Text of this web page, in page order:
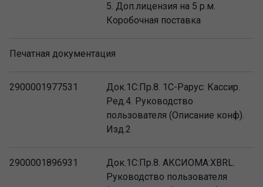
5. Доп.лицензия на 5 р.м.
Коробочная поставка
Печатная документация
2900001977531
Док.1С:Пр.8. 1C-Рарус: Кассир.
Ред.4. Руководство
пользователя (Описание конф).
Изд.2
2900001896931
Док.1С:Пр.8. АКСИОМА:XBRL.
Руководство пользователя